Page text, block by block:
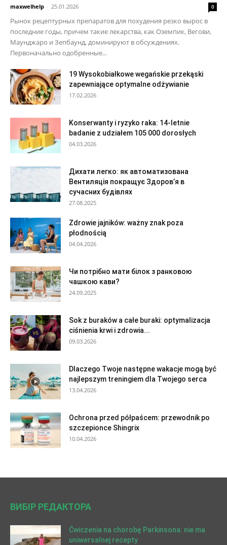
maxwelhelp - 25.01.2026 0
Рынок рецептурных препаратов для похудения резко вырос в
последние годы, причем такие лекарства, как Оземпик, Вегови,
Маунджаро и Зепбаунд, доминируют в обсуждениях.
Первоначально одобренные...
19 Wysokobiałkowe wegańskie przekąski
zapewniające optymalne odżywianie
17.02.2026
Konserwanty i ryzyko raka: 14-letnie
badanie z udziałem 105 000 dorosłych
04.03.2026
Дихати легко: як автоматизована
Вентиляція покращує Здоров’я в
сучасних будівлях
27.08.2025
Zdrowie jajników: ważny znak poza
płodnością
04.04.2026
Чи потрібно мати білок з ранковою
чашкою кави?
24.09.2025
Sok z buraków a całe buraki: optymalizacja
ciśnienia krwi i zdrowia...
09.03.2026
Dlaczego Twoje następne wakacje mogą być
najlepszym treningiem dla Twojego serca
13.04.2026
Ochrona przed półpaścem: przewodnik po
szczepionce Shingrix
10.04.2026
ВИБІР РЕДАКТОРА
Ćwiczenia na chorobę Parkinsona: nie ma
uniwersalnej recepty